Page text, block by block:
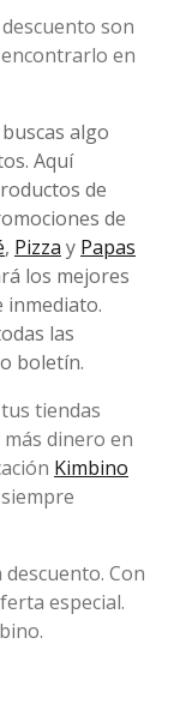
son
encontrarlo en
algo
Aquí
de
de
, Pizza y Papas
los mejores
inmediato.
las
boletín.
tiendas
dinero en
Kimbino
Con
especial.